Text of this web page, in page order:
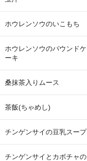
ホウレンソウのいこもち
ホウレンソウのパウンドケ
ーキ
桑抹茶入りムース
茶飯(ちゃめし)
チンゲンサイの豆乳スープ
チンゲンサイとカボチャの